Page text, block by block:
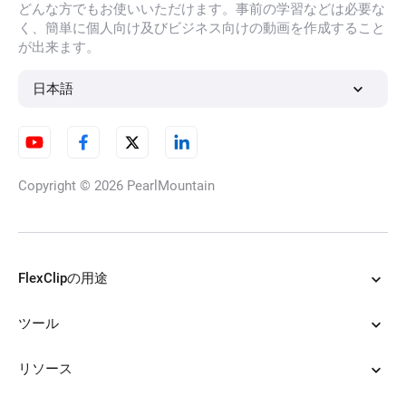
どんな方でもお使いいただけます。事前の学習などは必要な
く、簡単に個人向け及びビジネス向けの動画を作成すること
が出来ます。
日本語
Copyright © 2026 PearlMountain
FlexClipの用途
ツール
リソース